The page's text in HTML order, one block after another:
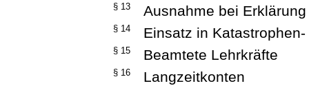
§ 13 Ausnahme bei
§ 14 Einsatz in
§ 15 Beamtete Lehrkräfte
§ 16 Langzeitkonten